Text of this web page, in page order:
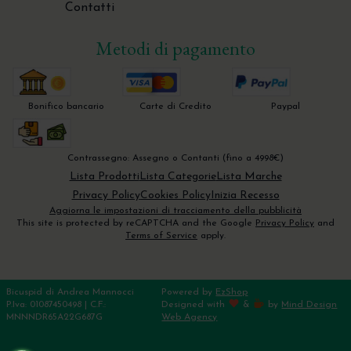
Trita Osso - Bone Mill - Molino per osso
Contatti
Metodi di pagamento
Bonifico bancario Carte di Credito Paypal
Contrassegno: Assegno o Contanti (fino a 4998€)
Lista Prodotti Lista CategorieLista Marche
Privacy PolicyCookies PolicyInizia Recesso
Aggiorna le impostazioni di tracciamento della pubblicità
This site is protected by reCAPTCHA and the Google Privacy Policy and
Terms of Service apply.
Bicuspid di Andrea Mannocci
P.Iva: 01087450498 | C.F.:
MNNNDR65A22G687G
Powered by EzShop
Designed with
& by Mind Design
Web Agency